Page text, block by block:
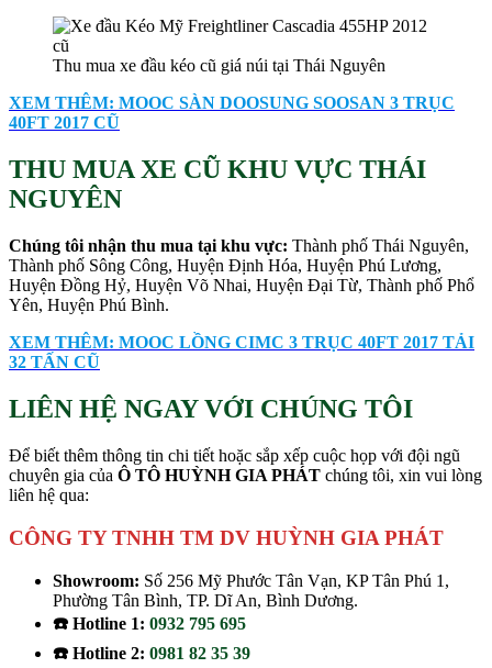
Thu mua xe đầu kéo cũ giá núi tại Thái Nguyên
XEM THÊM: MOOC SÀN DOOSUNG SOOSAN 3 TRỤC
40FT 2017 CŨ
THU MUA XE CŨ KHU VỰC THÁI
NGUYÊN
Chúng tôi nhận thu mua tại khu vực: Thành phố Thái Nguyên,
Thành phố Sông Công, Huyện Định Hóa, Huyện Phú Lương,
Huyện Đồng Hỷ, Huyện Võ Nhai, Huyện Đại Từ, Thành phố Phổ
Yên, Huyện Phú Bình.
XEM THÊM: MOOC LỒNG CIMC 3 TRỤC 40FT 2017 TẢI
32 TẤN CŨ
LIÊN HỆ NGAY VỚI CHÚNG TÔI
Để biết thêm thông tin chi tiết hoặc sắp xếp cuộc họp với đội ngũ
chuyên gia của Ô TÔ HUỲNH GIA PHÁT chúng tôi, xin vui lòng
liên hệ qua:
CÔNG TY TNHH TM DV HUỲNH GIA PHÁT
Showroom: Số 256 Mỹ Phước Tân Vạn, KP Tân Phú 1,
Phường Tân Bình, TP. Dĩ An, Bình Dương.
☎️ Hotline 1: 0932 795 695
☎️ Hotline 2: 0981 82 35 39